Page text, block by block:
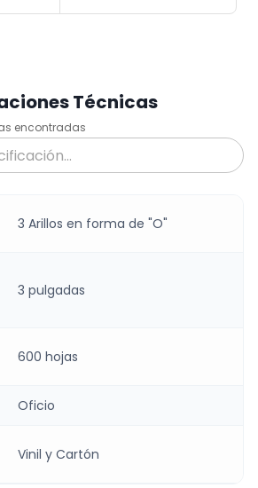
Técnicas
encontradas
3 Arillos en forma de "O"
3 pulgadas
600 hojas
Oficio
Vinil y Cartón